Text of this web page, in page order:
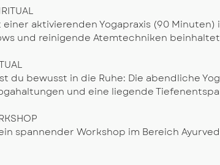
aktivierenden Yogapraxis (90 Minuten)
und reinigende Atemtechniken
du bewusst in die Ruhe: Die abendliche
und eine liegende
spannender Workshop im Bereich